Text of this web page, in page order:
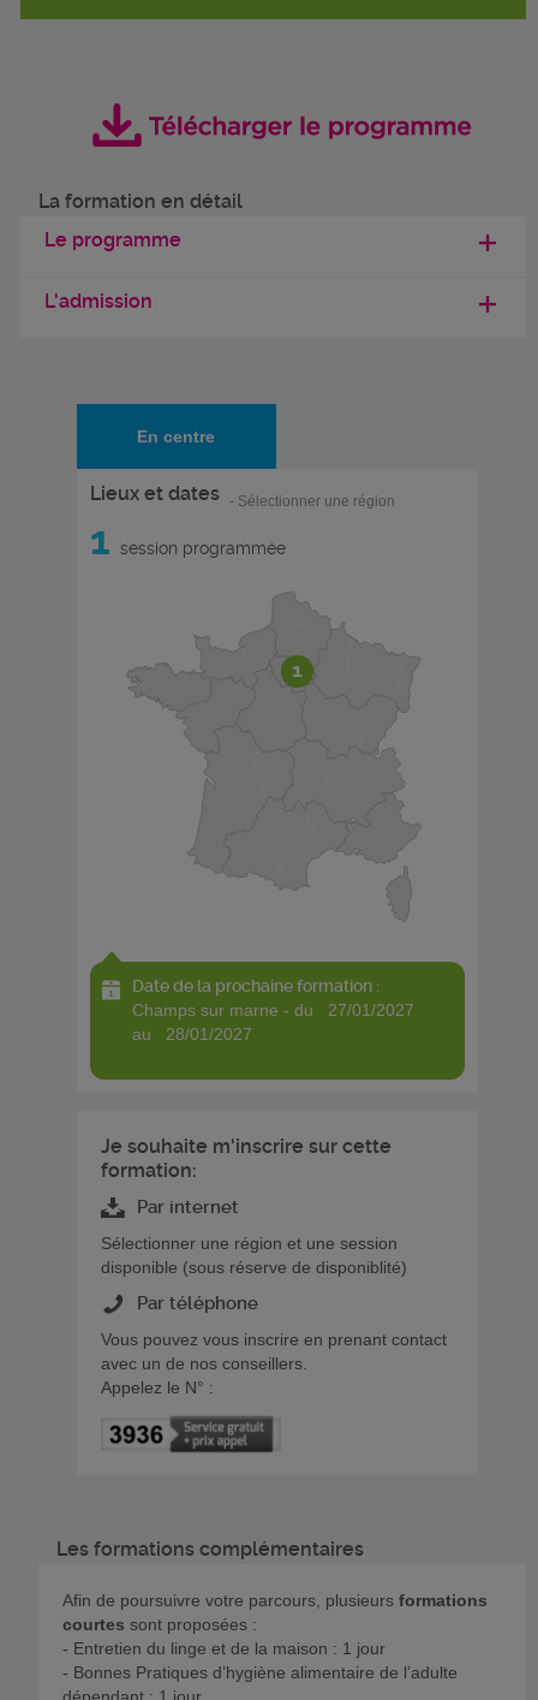
La formation en détail
Le programme
L'admission
En centre
Lieux et dates - Sélectionner une région
1 session programmée
1
Date de la prochaine formation :
champs sur marne - du 27/01/2027
au 28/01/2027
Je souhaite m'inscrire sur cette
formation:
Par internet
Sélectionner une région et une session
disponible (sous réserve de disponiblité)
Par téléphone
Vous pouvez vous inscrire en prenant contact
avec un de nos conseillers.
Appelez le N° :
Les formations complémentaires
Afin de poursuivre votre parcours, plusieurs formations
courtes sont proposées :
- Entretien du linge et de la maison : 1 jour
- Bonnes Pratiques d’hygiène alimentaire de l’adulte